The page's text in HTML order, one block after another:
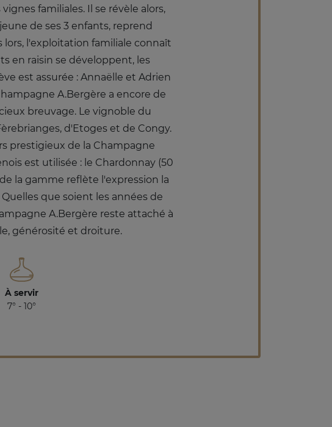
familiales. Il se révèle alors,
de ses 3 enfants, reprend
lors, l'exploitation familiale connaît
en raisin se développent, les
est assurée : Annaëlle et Adrien
A.Bergère a encore de
breuvage. Le vignoble du
d'Etoges et de Congy.
prestigieux de la Champagne
est utilisée : le Chardonnay (50
la gamme reflète l'expression la
que soient les années de
A.Bergère reste attaché à
générosité et droiture.
À servir
7° - 10°